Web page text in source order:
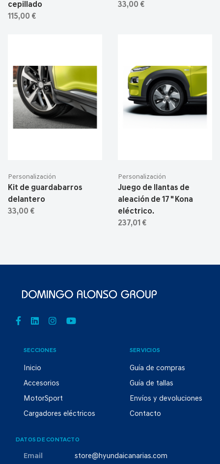
cepillado
115,00 €
33,00 €
Personalización
Kit de guardabarros
delantero
33,00 €
Personalización
Juego de llantas de
aleación de 17 " Kona
eléctrico.
237,01 €
SECCIONES
Inicio
Accesorios
MotorSport
Cargadores eléctricos
SERVICIOS
Guía de compras
Guía de tallas
Envíos y devoluciones
Contacto
DATOS DE CONTACTO
Email store@hyundaicanarias.com